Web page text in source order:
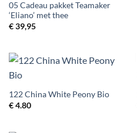
05 Cadeau pakket Teamaker
‘Eliano’ met thee
€39,95
122 China White Peony Bio
€4.80